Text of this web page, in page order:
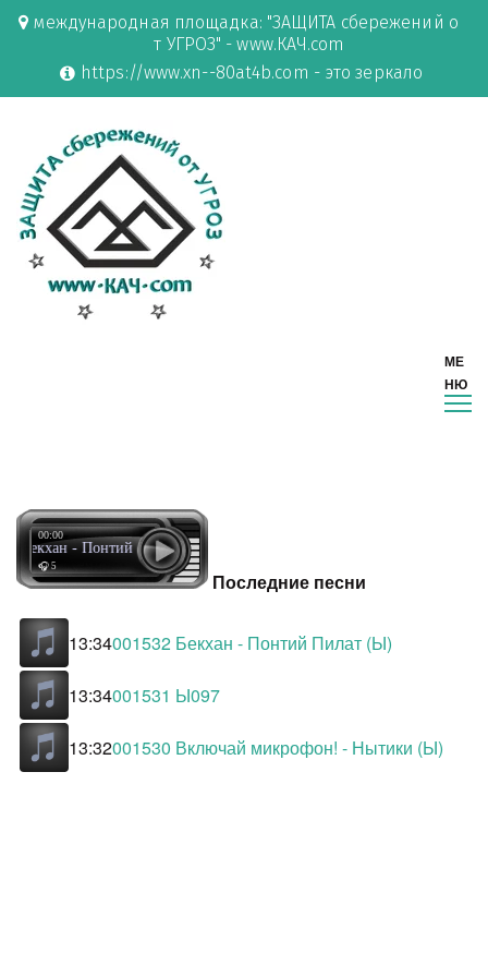
международная площадка: "ЗАЩИТА сбережений о
т УГРОЗ" - www.КАЧ.com
https://www.xn--80at4b.com - это зеркало
Бекхан - Понтий Пилат (Ы)
00:00
🎧 5
Последние песни
13:34001532 Бекхан - Понтий Пилат (Ы)
13:34001531 Ы097
13:32001530 Включай микрофон! - Нытики (Ы)